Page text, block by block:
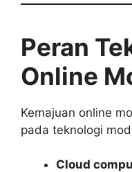
Peran
Online
Kemajuan online
pada teknologi
Cloud